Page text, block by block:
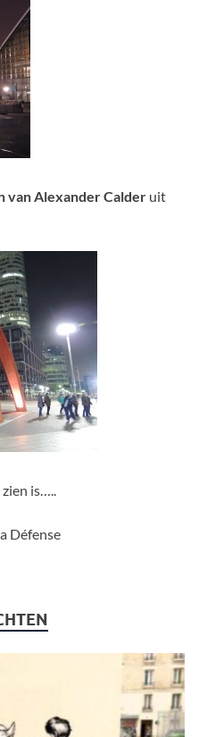
van Alexander Calder uit
is…..
Défense